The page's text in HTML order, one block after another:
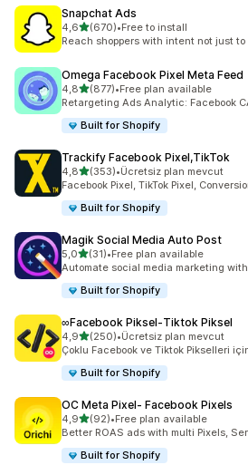
Snapchat Ads
4,65 yıldız üzerinden
(670)
toplam 670 değerlendirme
•Free to install
Reach shoppers with intent not just to
Omega Facebook Pixel Meta Feed
4,85 yıldız üzerinden
(877)
toplam 877 değerlendirme
•Free plan available
Retargeting Ads Analytic: Facebook
Built for Shopify
Trackify Facebook Pixel,TikTok
4,85 yıldız üzerinden
(353)
toplam 353 değerlendirme
•Ücretsiz plan mevcut
Facebook Pixel, TikTok Pixel,
Built for Shopify
Magik Social Media Auto Post
5,05 yıldız üzerinden
(31)
toplam 31 değerlendirme
•Free plan available
Automate social media marketing with
Built for Shopify
∞Facebook Piksel‑Tiktok Piksel
4,95 yıldız üzerinden
(250)
toplam 250 değerlendirme
•Ücretsiz plan mevcut
Çoklu Facebook ve Tiktok Pikselleri
Built for Shopify
OC Meta Pixel‑ Facebook Pixels
4,95 yıldız üzerinden
(92)
toplam 92 değerlendirme
•Free plan available
Better ROAS ads with multi Pixels,
Built for Shopify